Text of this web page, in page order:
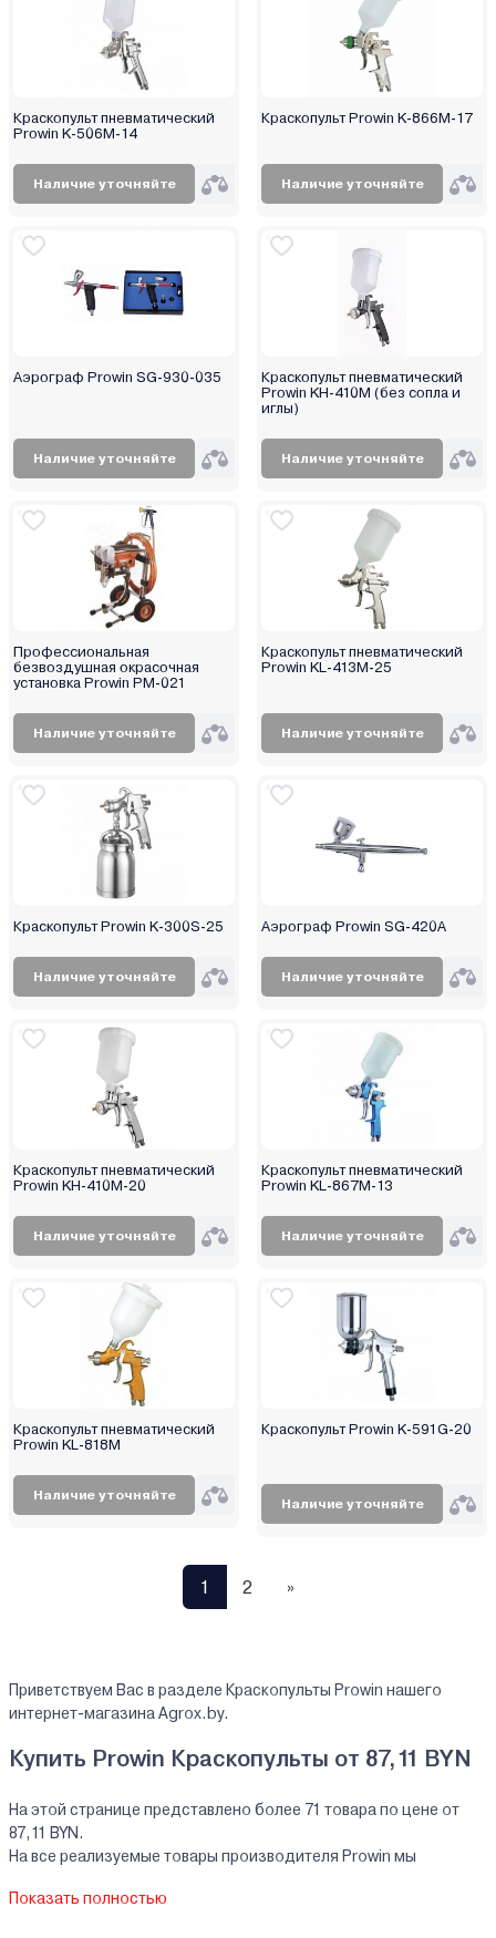
Краскопульт пневматический
Prowin K-506M-14
Наличие уточняйте
Краскопульт Prowin K-866M-17
Наличие уточняйте
Аэрограф Prowin SG-930-035
Наличие уточняйте
Краскопульт пневматический
Prowin KH-410M (без сопла и
иглы)
Наличие уточняйте
Профессиональная
безвоздушная окрасочная
установка Prowin PM-021
Наличие уточняйте
Краскопульт пневматический
Prowin KL-413M-25
Наличие уточняйте
Краскопульт Prowin K-300S-25
Наличие уточняйте
Аэрограф Prowin SG-420A
Наличие уточняйте
Краскопульт пневматический
Prowin KH-410M-20
Наличие уточняйте
Краскопульт пневматический
Prowin KL-867M-13
Наличие уточняйте
Краскопульт пневматический
Prowin KL-818M
Наличие уточняйте
Краскопульт Prowin K-591G-20
Наличие уточняйте
1 2 »
Приветствуем Вас в разделе Краскопульты Prowin нашего
интернет-магазина Agrox.by.
Купить Prowin Краскопульты от 87,11 BYN
На этой странице представлено более 71 товара по цене от
87,11 BYN.
На все реализуемые товары производителя Prowin мы
Показать полностью